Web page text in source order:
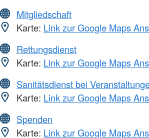
Mitgliedschaft
Karte: Link zur Google Maps
Rettungsdienst
Karte: Link zur Google Maps
Sanitätsdienst bei
Karte: Link zur Google Maps
Spenden
Karte: Link zur Google Maps